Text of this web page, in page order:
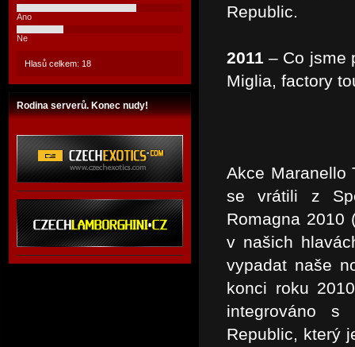
Ano
Ne
Hlasů celkem: 18
Rodina serverů. Konec nudy!
Republic.
2011 – Co jsme
Miglia, factory
Akce Maranello
se vrátili z
Romagna 2010
v našich
vypadat naše
konci roku
integrováno s
Republic, který